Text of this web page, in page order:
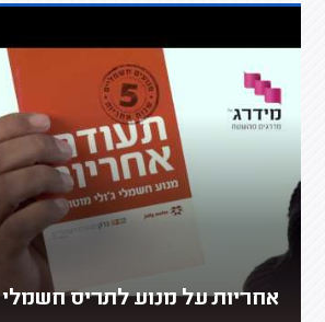
אחריות על מנוע לתריס חשמלי